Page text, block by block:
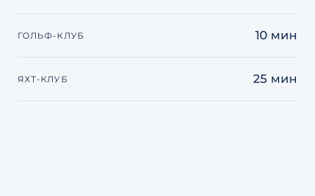
ГОЛЬФ-КЛУБ 10 мин
ЯХТ-КЛУБ 25 мин